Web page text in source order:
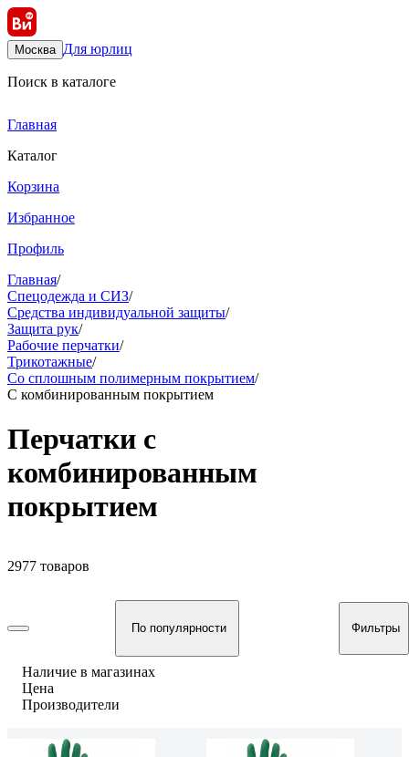
Москва Для юрлиц
Поиск в каталоге
Главная
Каталог
Корзина
Избранное
Профиль
Главная/
Спецодежда и СИЗ/
Средства индивидуальной защиты/
Защита рук/
Рабочие перчатки/
Трикотажные/
Со сплошным полимерным покрытием/
С комбинированным покрытием
Перчатки с
комбинированным
покрытием
2977 товаров
По популярности Фильтры
Наличие в магазинах
Цена
Производители